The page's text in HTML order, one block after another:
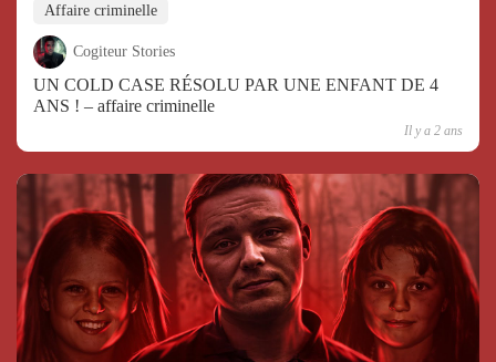
Affaire criminelle
Cogiteur Stories
UN COLD CASE RÉSOLU PAR UNE ENFANT DE 4
ANS ! – affaire criminelle
Il y a 2 ans